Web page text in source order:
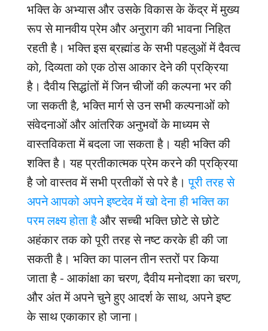
भक्ति के अभ्यास और उसके विकास के केंद्र में मुख्य
रूप से मानवीय प्रेम और अनुराग की भावना निहित
रहती है। भक्ति इस ब्रह्मांड के सभी पहलुओं में दैवत्व
को, दिव्यता को एक ठोस आकार देने की प्रक्रिया
है। दैवीय सिद्धांतों में जिन चीजों की कल्पना भर की
जा सकती है, भक्ति मार्ग से उन सभी कल्पनाओं को
संवेदनाओं और आंतरिक अनुभवों के माध्यम से
वास्तविकता में बदला जा सकता है। यही भक्ति की
शक्ति है। यह प्रतीकात्मक प्रेम करने की प्रक्रिया
है जो वास्तव में सभी प्रतीकों से परे है।पूरी तरह से
अपने आपको अपने इष्टदेव में खो देना ही भक्ति का
परम लक्ष्य होता हैऔर सच्ची भक्ति छोटे से छोटे
अहंकार तक को पूरी तरह से नष्ट करके ही की जा
सकती है। भक्ति का पालन तीन स्तरों पर किया
जाता है - आकांक्षा का चरण,दैवीय मनोदशा का चरण,
और अंत में अपने चुने हुए आदर्श के साथ, अपने इष्ट
के साथ एकाकार हो जाना।